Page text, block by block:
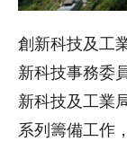
創新科技及工
新科技事務委
新科技及工業
系列籌備工作